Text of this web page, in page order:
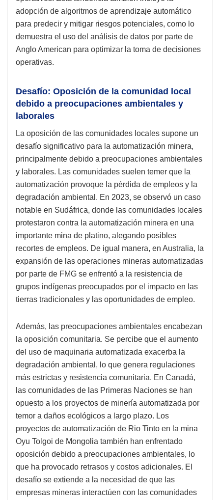
adopción de algoritmos de aprendizaje automático
para predecir y mitigar riesgos potenciales, como lo
demuestra el uso del análisis de datos por parte de
Anglo American para optimizar la toma de decisiones
operativas.
Desafío: Oposición de la comunidad local
debido a preocupaciones ambientales y
laborales
La oposición de las comunidades locales supone un
desafío significativo para la automatización minera,
principalmente debido a preocupaciones ambientales
y laborales. Las comunidades suelen temer que la
automatización provoque la pérdida de empleos y la
degradación ambiental. En 2023, se observó un caso
notable en Sudáfrica, donde las comunidades locales
protestaron contra la automatización minera en una
importante mina de platino, alegando posibles
recortes de empleos. De igual manera, en Australia, la
expansión de las operaciones mineras automatizadas
por parte de FMG se enfrentó a la resistencia de
grupos indígenas preocupados por el impacto en las
tierras tradicionales y las oportunidades de empleo.
Además, las preocupaciones ambientales encabezan
la oposición comunitaria. Se percibe que el aumento
del uso de maquinaria automatizada exacerba la
degradación ambiental, lo que genera regulaciones
más estrictas y resistencia comunitaria. En Canadá,
las comunidades de las Primeras Naciones se han
opuesto a los proyectos de minería automatizada por
temor a daños ecológicos a largo plazo. Los
proyectos de automatización de Rio Tinto en la mina
Oyu Tolgoi de Mongolia también han enfrentado
oposición debido a preocupaciones ambientales, lo
que ha provocado retrasos y costos adicionales. El
desafío se extiende a la necesidad de que las
empresas mineras interactúen con las comunidades